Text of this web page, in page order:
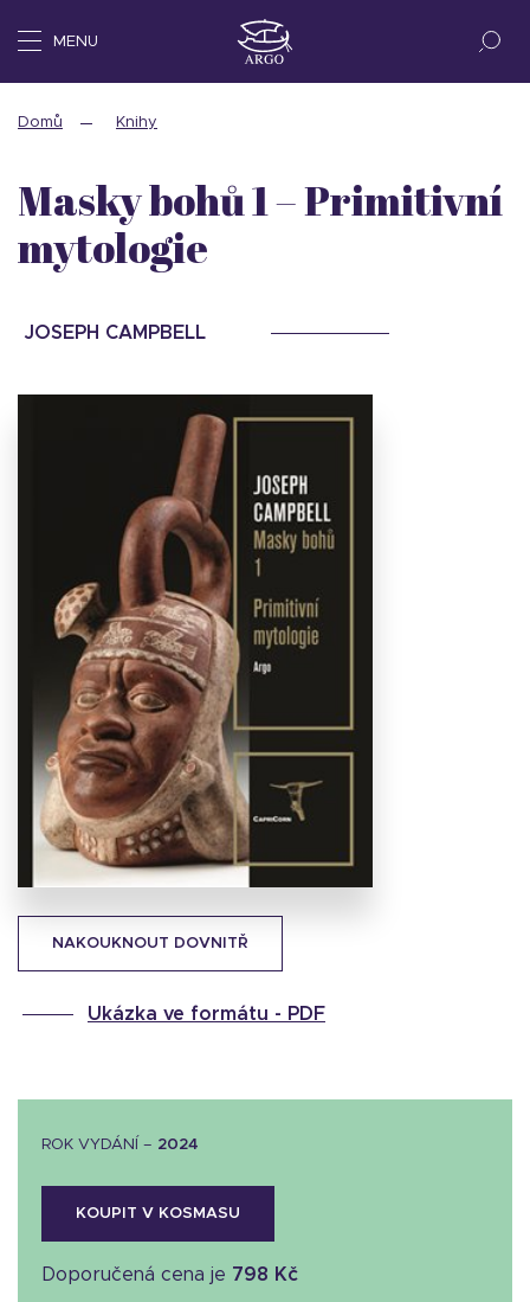
MENU
Domů Knihy
NAKOUKNOUT DOVNITŘ
Ukázka ve formátu - PDF
Masky bohů 1 – Primitivní
mytologie
JOSEPH CAMPBELL
ROK VYDÁNÍ – 2024
KOUPIT V KOSMASU
Doporučená cena je 798 Kč